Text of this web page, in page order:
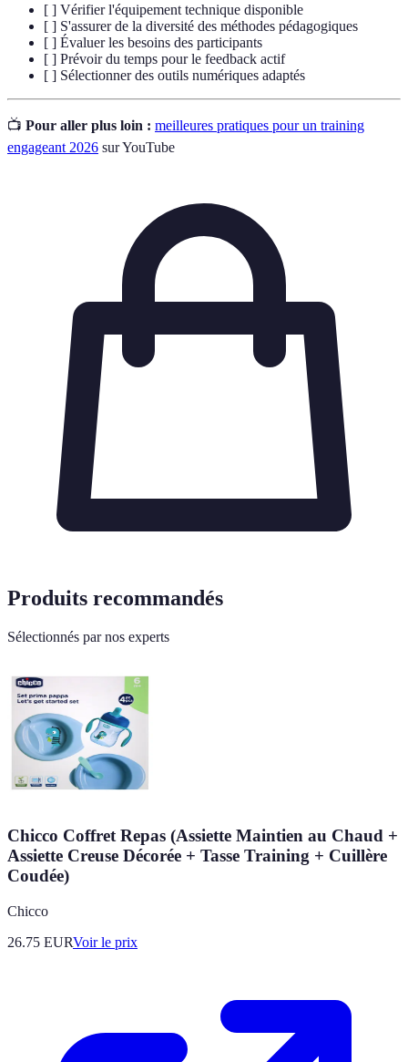
[ ] Vérifier l'équipement technique disponible
[ ] S'assurer de la diversité des méthodes pédagogiques
[ ] Évaluer les besoins des participants
[ ] Prévoir du temps pour le feedback actif
[ ] Sélectionner des outils numériques adaptés
📺 Pour aller plus loin : meilleures pratiques pour un training
engageant 2026 sur YouTube
Produits recommandés
Sélectionnés par nos experts
Chicco Coffret Repas (Assiette Maintien au Chaud +
Assiette Creuse Décorée + Tasse Training + Cuillère
Coudée)
Chicco
26.75 EURVoir le prix